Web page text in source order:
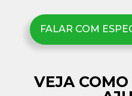
FALAR COM
VEJA